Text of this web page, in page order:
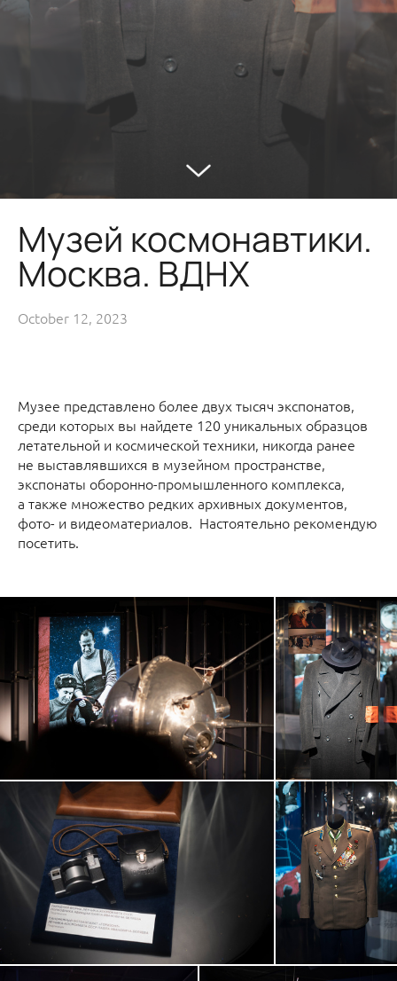
Музей космонавтики.
Москва. ВДНХ
October 12, 2023
Музее представлено более двух тысяч экспонатов,
среди которых вы найдете 120 уникальных образцов
летательной и космической техники, никогда ранее
не выставлявшихся в музейном пространстве,
экспонаты оборонно-промышленного комплекса,
а также множество редких архивных документов,
фото- и видеоматериалов. Настоятельно рекомендую
посетить.